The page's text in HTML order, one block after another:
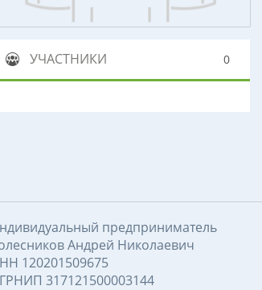
УЧАСТНИКИ 0
предприниматель
Андрей Николаевич
120201509675
317121500003144